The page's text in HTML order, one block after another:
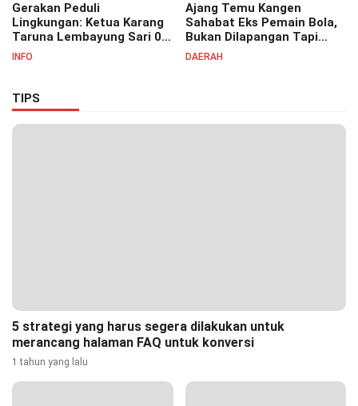
Gerakan Peduli
Lingkungan: Ketua Karang
Taruna Lembayung Sari 09
Irvan Permana Ajak
INFO
Ajang Temu Kangen
Sahabat Eks Pemain Bola,
Bukan Dilapangan Tapi
Ditongkrongan
DAERAH
TIPS
5 strategi yang harus segera dilakukan untuk
merancang halaman FAQ untuk konversi
1 tahun yang lalu